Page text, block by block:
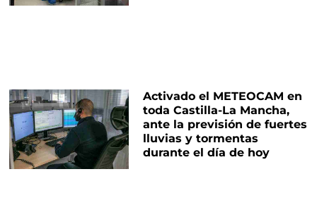
Activado el METEOCAM en
toda Castilla-La Mancha,
ante la previsión de fuertes
lluvias y tormentas
durante el día de hoy